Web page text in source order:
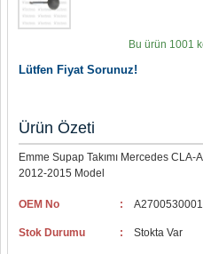
Bu ürün 1001
Lütfen Fiyat Sorunuz!
Ürün Özeti
Emme Supap Takımı Mercedes
2012-2015 Model
OEM No : A2700530001
Stok Durumu : Stokta Var